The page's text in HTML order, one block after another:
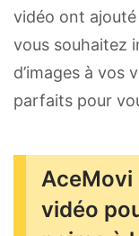
vidéo ont ajouté
vous souhaitez
d’images à vos
parfaits pour
AceMovi
vidéo